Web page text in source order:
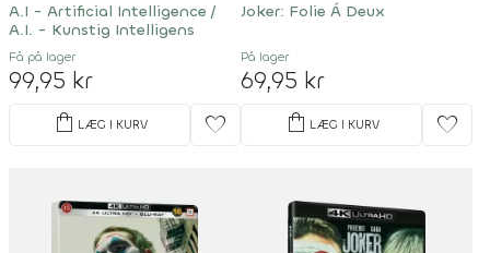
A.I - Artificial Intelligence /
A.I. - Kunstig Intelligens
Få på lager
99,95 kr
shopping_bag LÆG I KURV favorite
Joker: Folie Á Deux
På lager
69,95 kr
shopping_bag LÆG I KURV favorite